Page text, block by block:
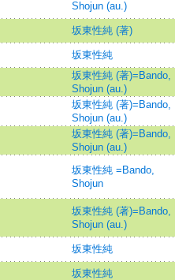
Shojun (au.)
坂東性純 (著)
坂東性純
坂東性純 (著)=Bando,
Shojun (au.)
坂東性純 (著)=Bando,
Shojun (au.)
坂東性純 (著)=Bando,
Shojun (au.)
坂東性純 =Bando,
Shojun
坂東性純 (著)=Bando,
Shojun (au.)
坂東性純
坂東性純